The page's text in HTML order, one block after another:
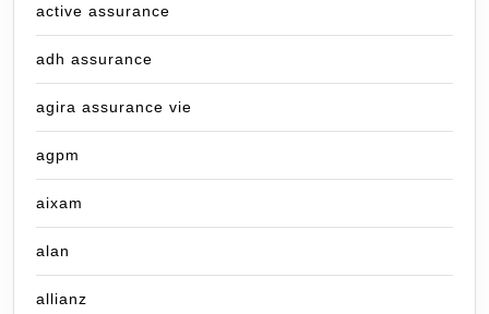
active assurance
adh assurance
agira assurance vie
agpm
aixam
alan
allianz